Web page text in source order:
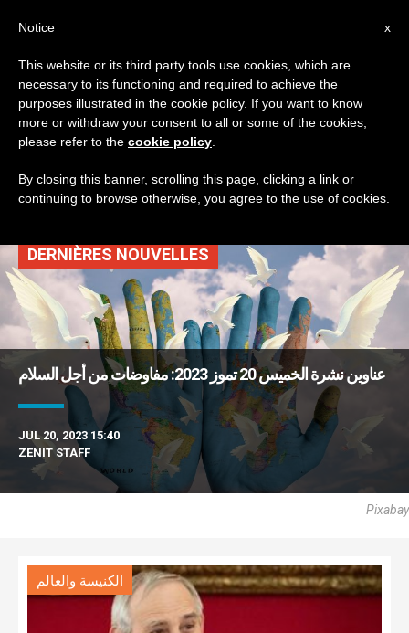
TAG
Posts Tagged
‘الكاردينال تزوبي’
DERNIÈRES NOUVELLES
عناوين نشرة الخميس 20 تموز 2023: مفاوضات من أجل السلام
JUL 20, 2023 15:40
ZENIT STAFF
Pixabay
الكنيسة والعالم
x
Notice
This website or its third party tools use cookies, which are
necessary to its functioning and required to achieve the
purposes illustrated in the cookie policy. If you want to know
more or withdraw your consent to all or some of the cookies,
please refer to the cookie policy
By closing this banner, scrolling this page, clicking a link or
continuing to browse otherwise, you agree to the use of cookies.